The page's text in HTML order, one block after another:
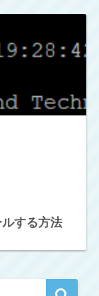
する方法